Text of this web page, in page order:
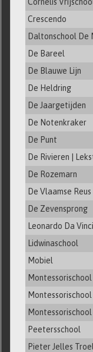
Crescendo
Daltonschool De
De Bareel
De Blauwe Lijn
De Heldring
De Jaargetijden
De Notenkraker
De Punt
De Rivieren |
De Rozemarn
De Vlaamse Reus
De Zevensprong
Leonardo Da
Lidwinaschool
Mobiel
Peetersschool
Pieter Jelles